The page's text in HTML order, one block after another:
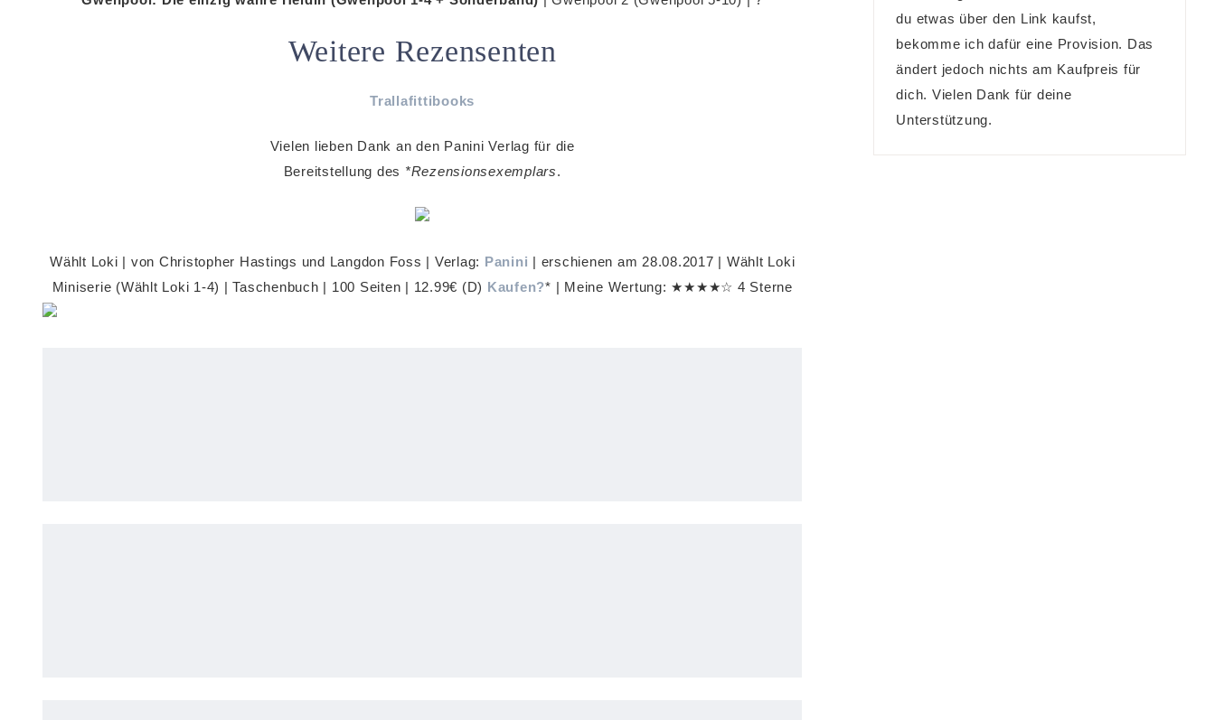
Weitere Rezensenten
Trallafittibooks
Vielen lieben Dank an den Panini Verlag für die
Bereitstellung des *Rezensionsexemplars.
Wählt Loki | von Christopher Hastings und Langdon Foss | Verlag: Panini | erschienen am 28.08.2017 | Wählt Loki
Miniserie (Wählt Loki 1-4) | Taschenbuch | 100 Seiten | 12.99€ (D) Kaufen?* | Meine Wertung: ★★★★☆ 4 Sterne
du etwas über den Link kaufst,
bekomme ich dafür eine Provision. Das
ändert jedoch nichts am Kaufpreis für
dich. Vielen Dank für deine
Unterstützung.